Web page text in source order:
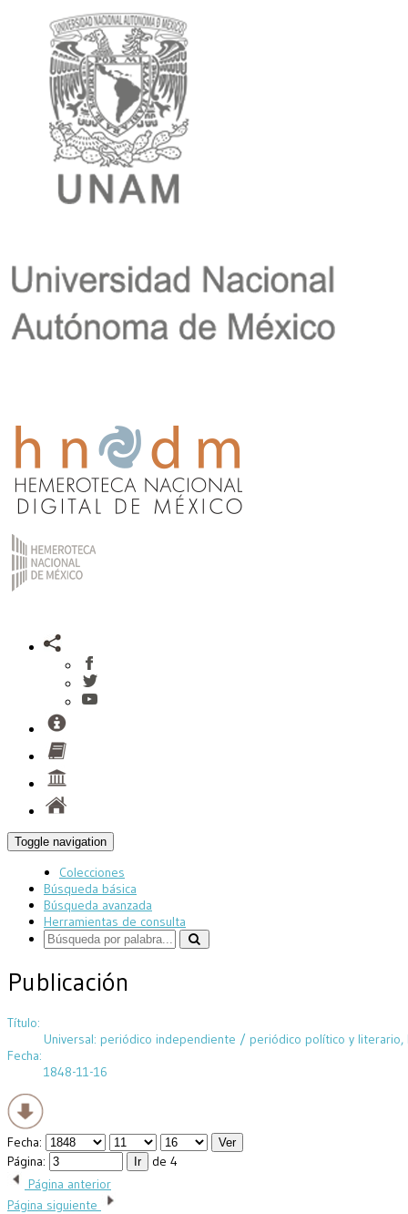
Toggle navigation
Colecciones
Búsqueda básica
Búsqueda avanzada
Herramientas de consulta
Publicación
Título:
Universal: periódico independiente / periódico político y literario,
Fecha:
1848-11-16
Fecha:
Página:
de 4
Página anterior
Página siguiente